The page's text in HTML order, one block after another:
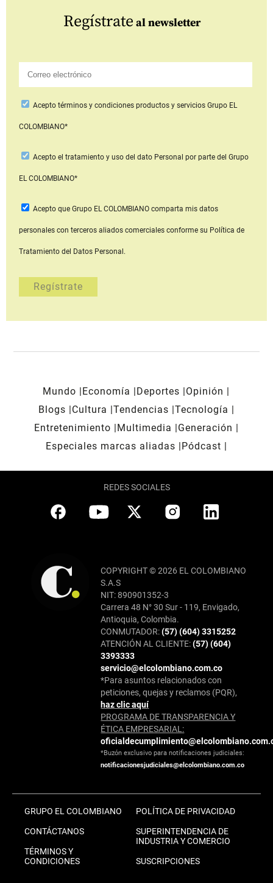
Regístrate al newsletter
Aceptotérminos y condiciones productos y serviciosGrupo EL
COLOMBIANO*
Acepto el tratamiento y uso del dato Personal por parte del Grupo
EL COLOMBIANO*
Acepto que Grupo EL COLOMBIANOcomparta mis datos
personales con terceros aliados comerciales conforme su Política de
Tratamiento del Datos Personal.
Mundo Economía Deportes
Opinión
Blogs
Cultura Tendencias Tecnología
Entretenimiento
Multimedia
Generación
Especiales marcas aliadas
Pódcast
REDES SOCIALES
COPYRIGHT © 2026 EL COLOMBIANO
S.A.S
NIT: 890901352-3
Carrera 48 N° 30 Sur - 119, Envigado,
Antioquia, Colombia.
CONMUTADOR:(57) (604) 3315252
ATENCIÓN AL CLIENTE:(57) (604)
3393333
servicio@elcolombiano.com.co
*Para asuntos relacionados con
peticiones, quejas y reclamos (PQR),
haz clic aquí
PROGRAMA DE TRANSPARENCIA Y
ÉTICA EMPRESARIAL:
*Buzón exclusivo para notificaciones judiciales:
notificacionesjudiciales@elcolombiano.com.co
GRUPO EL COLOMBIANO
CONTÁCTANOS
TÉRMINOS Y
CONDICIONES
POLÍTICA DE PRIVACIDAD
SUPERINTENDENCIA DE
INDUSTRIA Y COMERCIO
SUSCRIPCIONES